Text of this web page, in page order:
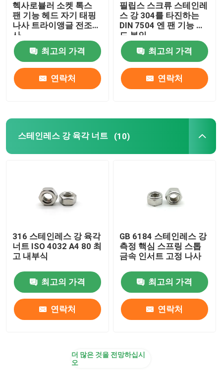
스테인레스 강 육각 너트
풍력 에너지 파스너
태양 패널 파스너
나일론 삽입물 고정 나사
스터드 나사산이 있는 봉
탄소강 플랜지 너트
스프링 강철 세탁기
헥사로뷸러 소켓 톡스
팬 기능 헤드 자기 태핑
나사 트라이앵글 전조나
사
최고의 가격
연락처
필립스 스크류 스테인레
스 강 304를 타진하는
DIN 7504 엔 팬 기능 헤
드 본인
최고의 가격
연락처
스테인레스 강 육각 너트 (10)
316 스테인레스 강 육각
너트 ISO 4032 A4 80 최
고 내부식
최고의 가격
연락처
GB 6184 스테인레스 강
측정 핵심 스프링 스톱
금속 인서트 고정 나사
최고의 가격
연락처
더 많은 것을 전망하십시
오